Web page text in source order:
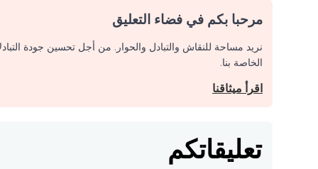
مرحبا بكم في فضاء التعليق
نريد مساحة للنقاش والتبادل والحوار. من أجل تحسين جودة
الخاصة بنا.
اقرأ ميثاقنا
تعليقاتكم